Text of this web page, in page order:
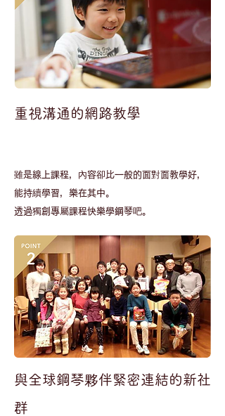
重視溝通的網路教學
​雖是線上課程，內容卻比一般的面對面教學好，
能持續學習，樂在其中。
透過獨創專屬課程快樂學鋼琴吧。
與全球鋼琴夥伴緊密連結的新社
群